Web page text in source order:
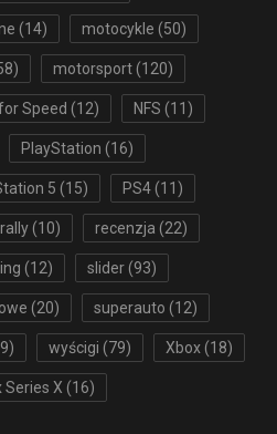
(14) motocykle (50)
motorsport(120)
Speed (12) NFS (11)
PlayStation (16)
5 (15) PS4(11)
rally(10) recenzja (22)
(12) slider(93)
(20) superauto (12)
wyścigi (79) Xbox(18)
Series X (16)